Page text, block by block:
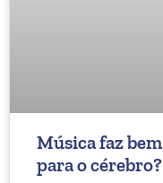
Música faz bem
para o cérebro?